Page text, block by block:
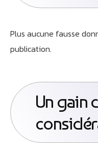
Plus aucune fausse
publication.
Un gain